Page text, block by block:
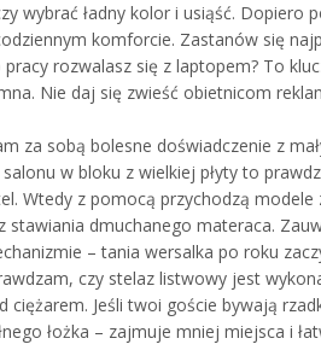
wybrać ładny kolor i usiąść.
komforcie. Zastanów się
rozwalasz się z laptopem? To
Nie daj się zwieść obietnicom
za sobą bolesne doświadczenie z
salonu w bloku z wielkiej płyty to
Wtedy z pomocą przychodzą
stawiania dmuchanego materaca.
– tania wersalka po roku
czy stelaz listwowy jest
ciężarem. Jeśli twoi goście bywają
łożka – zajmuje mniej miejsca i